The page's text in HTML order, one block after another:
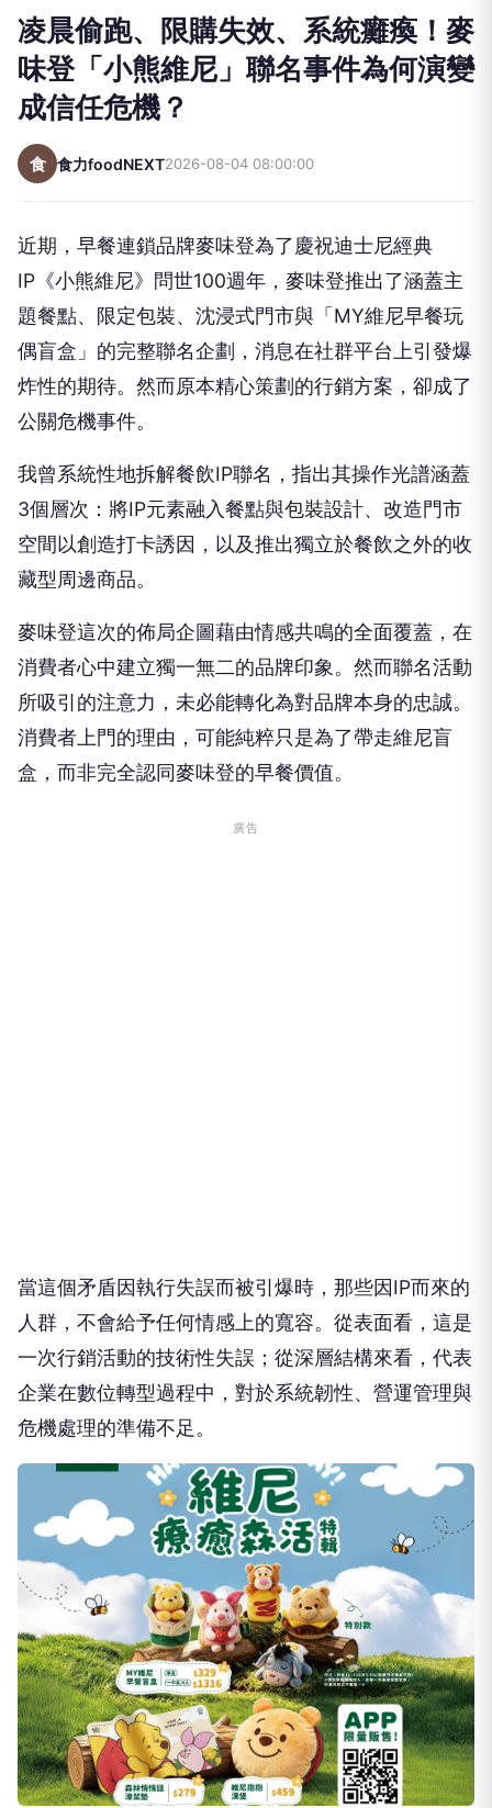
凌晨偷跑、限購失效、系統癱瘓！麥
味登「小熊維尼」聯名事件為何演變
成信任危機？
食 食力foodNEXT2026-08-04 08:00:00
近期，早餐連鎖品牌麥味登為了慶祝迪士尼經典
IP《小熊維尼》問世100週年，麥味登推出了涵蓋主
題餐點、限定包裝、沈浸式門市與「MY維尼早餐玩
偶盲盒」的完整聯名企劃，消息在社群平台上引發爆
炸性的期待。然而原本精心策劃的行銷方案，卻成了
公關危機事件。
我曾系統性地拆解餐飲IP聯名，指出其操作光譜涵蓋
3個層次：將IP元素融入餐點與包裝設計、改造門市
空間以創造打卡誘因，以及推出獨立於餐飲之外的收
藏型周邊商品。
麥味登這次的佈局企圖藉由情感共鳴的全面覆蓋，在
消費者心中建立獨一無二的品牌印象。然而聯名活動
所吸引的注意力，未必能轉化為對品牌本身的忠誠。
消費者上門的理由，可能純粹只是為了帶走維尼盲
盒，而非完全認同麥味登的早餐價值。
廣告
當這個矛盾因執行失誤而被引爆時，那些因IP而來的
人群，不會給予任何情感上的寬容。從表面看，這是
一次行銷活動的技術性失誤；從深層結構來看，代表
企業在數位轉型過程中，對於系統韌性、營運管理與
危機處理的準備不足。